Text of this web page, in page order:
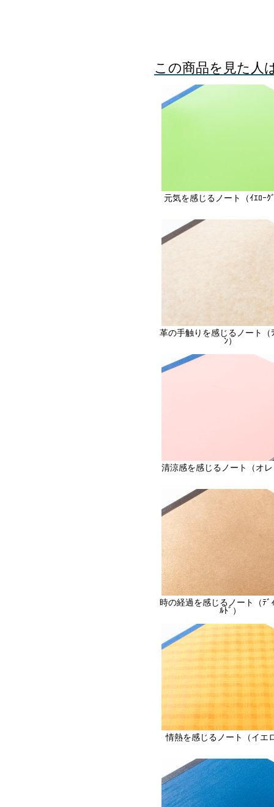
この商品を見た人
元気を感じるノート（ｲｴﾛｰｸ
革の手触りを感じるノート（
ﾝ）
清涼感を感じるノート（オ
時の経過を感じるノート（ﾃﾞ
ﾙﾄﾞ）
情熱を感じるノート（イエ